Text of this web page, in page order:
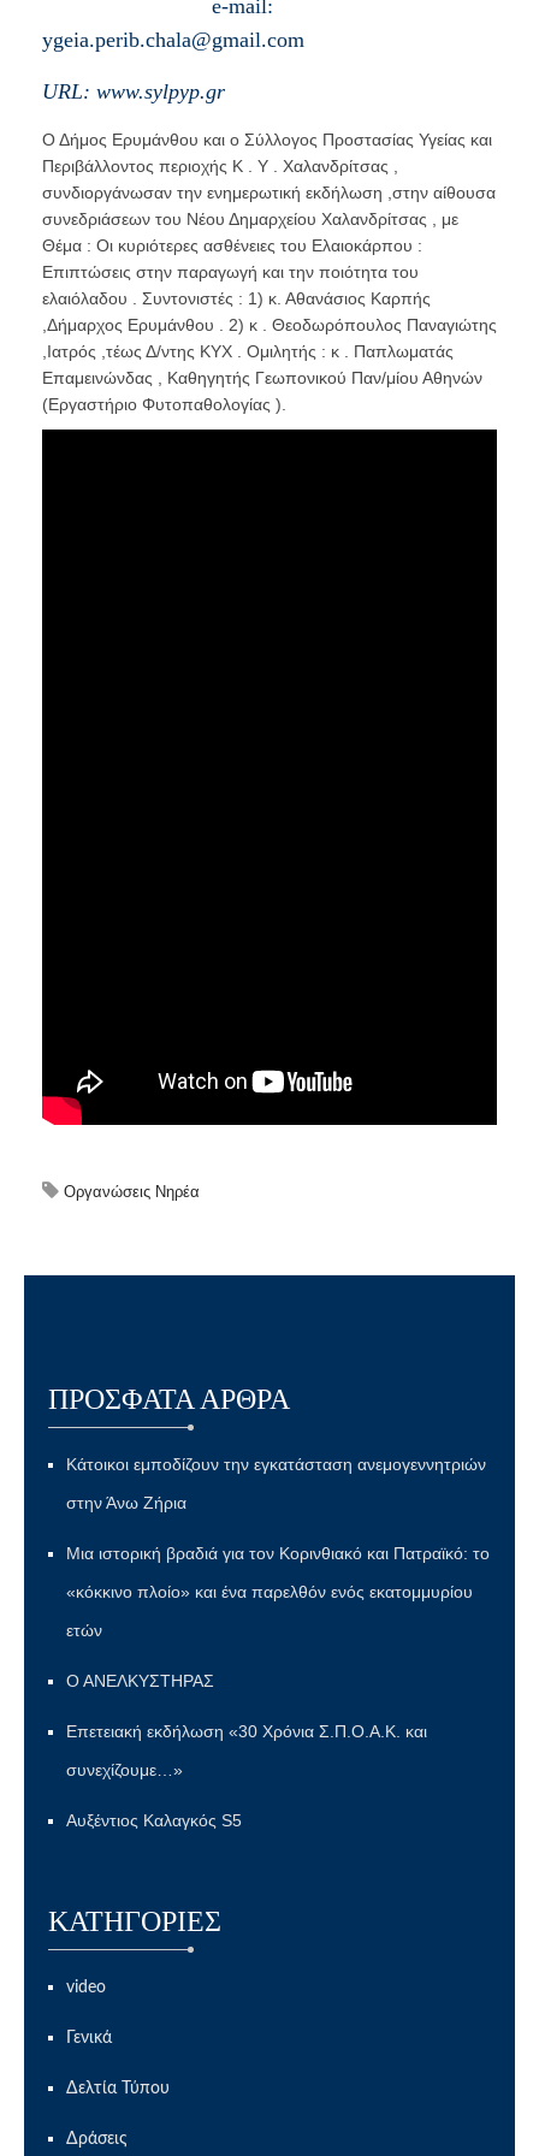
e-mail:
ygeia.perib.chala@gmail.com
URL: www.sylpyp.gr
Ο Δήμος Ερυμάνθου και ο Σύλλογος Προστασίας Υγείας και
Περιβάλλοντος περιοχής Κ . Υ . Χαλανδρίτσας ,
συνδιοργάνωσαν την ενημερωτική εκδήλωση ,στην αίθουσα
συνεδριάσεων του Νέου Δημαρχείου Χαλανδρίτσας , με
Θέμα : Οι κυριότερες ασθένειες του Ελαιοκάρπου :
Επιπτώσεις στην παραγωγή και την ποιότητα του
ελαιόλαδου . Συντονιστές : 1) κ. Αθανάσιος Καρπής
,Δήμαρχος Ερυμάνθου . 2) κ . Θεοδωρόπουλος Παναγιώτης
,Ιατρός ,τέως Δ/ντης ΚΥΧ . Ομιλητής : κ . Παπλωματάς
Επαμεινώνδας , Καθηγητής Γεωπονικού Παν/μίου Αθηνών
(Εργαστήριο Φυτοπαθολογίας ).
Οργανώσεις Νηρέα
ΠΡΌΣΦΑΤΑ ΆΡΘΡΑ
Κάτοικοι εμποδίζουν την εγκατάσταση ανεμογεννητριών
στην Άνω Ζήρια
Μια ιστορική βραδιά για τον Κορινθιακό και Πατραϊκό: το
«κόκκινο πλοίο» και ένα παρελθόν ενός εκατομμυρίου
ετών
Ο ΑΝΕΛΚΥΣΤΗΡΑΣ
Επετειακή εκδήλωση «30 Χρόνια Σ.Π.Ο.Α.Κ. και
συνεχίζουμε…»
Αυξέντιος Καλαγκός S5
KΑΤΗΓΟΡΊΕΣ
video
Γενικά
Δελτία Τύπου
Δράσεις